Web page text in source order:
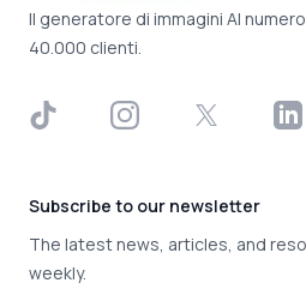
Il generatore di immagini AI
40.000 clienti.
TikTok InstagramX
Subscribe to our newsletter
The latest news, articles, and
weekly.